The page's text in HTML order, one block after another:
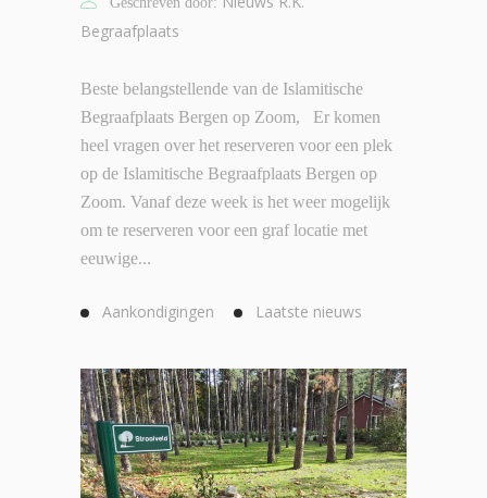
Begraafplaats
Beste belangstellende van de Islamitische
Begraafplaats Bergen op Zoom, Er komen
heel vragen over het reserveren voor een plek
op de Islamitische Begraafplaats Bergen op
Zoom. Vanaf deze week is het weer mogelijk
om te reserveren voor een graf locatie met
eeuwige...
Aankondigingen Laatste nieuws